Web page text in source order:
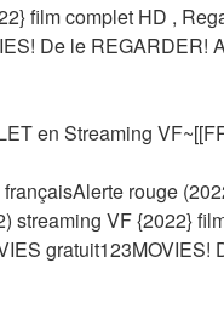
film complet HD ,
De le REGARDER!
en Streaming
rouge
streaming VF {2022}